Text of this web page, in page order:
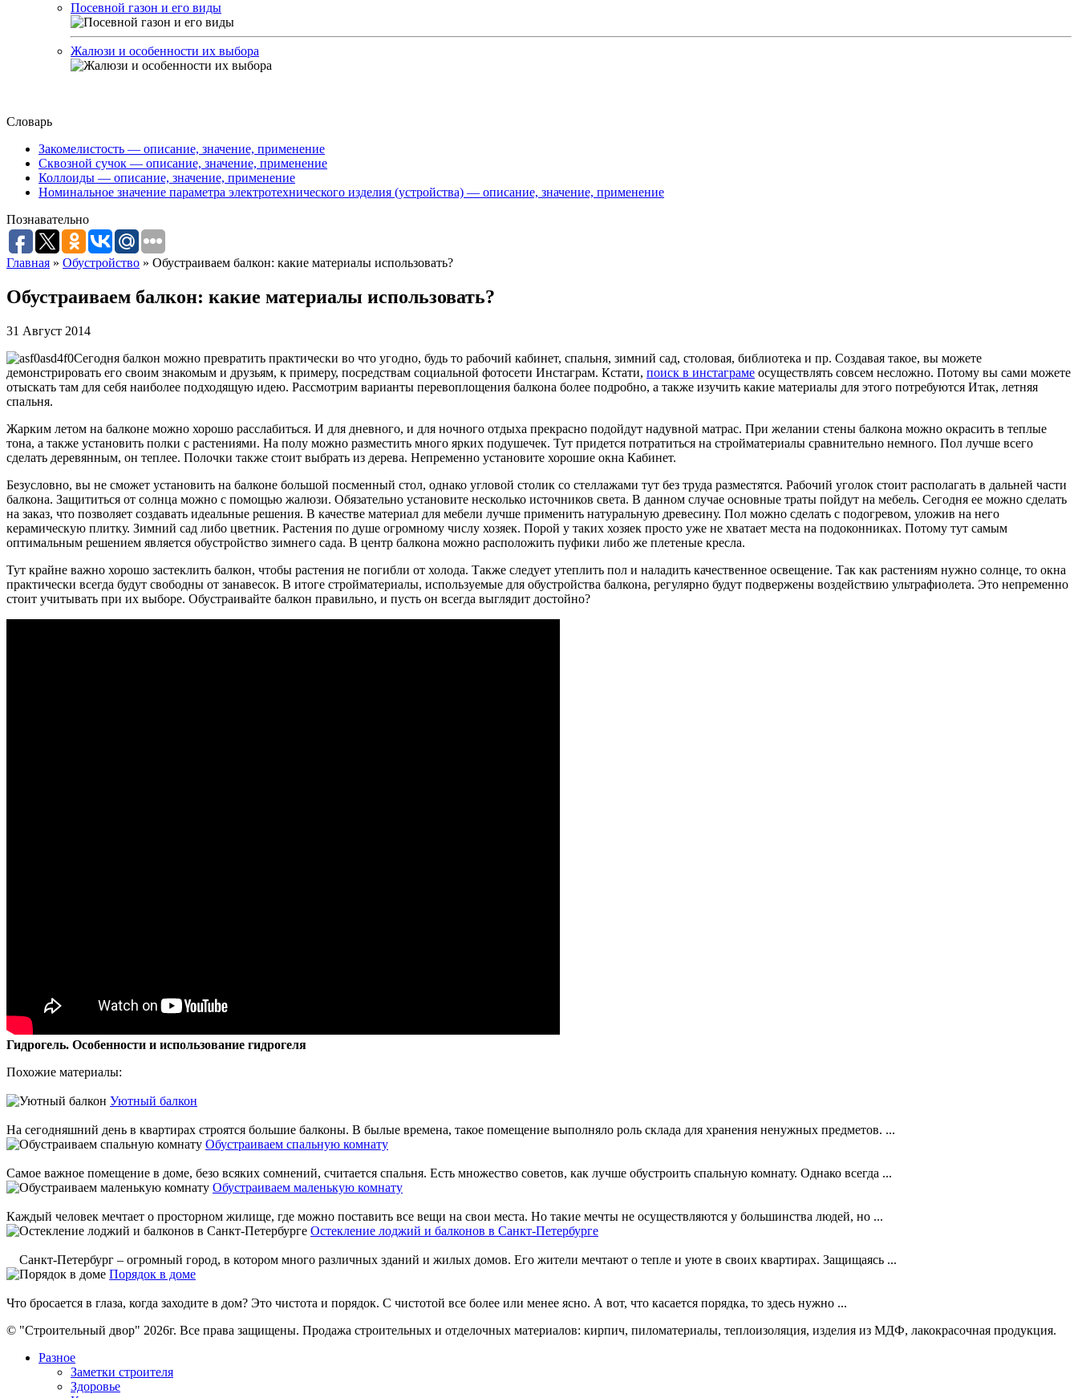
Посевной газон и его виды
Жалюзи и особенности их выбора
Словарь
Закомелистость — описание, значение, применение
Сквозной сучок — описание, значение, применение
Коллоиды — описание, значение, применение
Номинальное значение параметра электротехнического изделия (устройства) — описание, значение, применение
Познавательно
Главная » Обустройство » Обустраиваем балкон: какие материалы использовать?
Обустраиваем балкон: какие материалы использовать?
31 Август 2014
Сегодня балкон можно превратить практически во что угодно, будь то рабочий кабинет, спальня, зимний сад, столовая, библиотека и пр. Создавая такое, вы можете
демонстрировать его своим знакомым и друзьям, к примеру, посредствам социальной фотосети Инстаграм. Кстати, поиск в инстаграме осуществлять совсем несложно. Потому вы сами можете
отыскать там для себя наиболее подходящую идею. Рассмотрим варианты перевоплощения балкона более подробно, а также изучить какие материалы для этого потребуются Итак, летняя
спальня.
Жарким летом на балконе можно хорошо расслабиться. И для дневного, и для ночного отдыха прекрасно подойдут надувной матрас. При желании стены балкона можно окрасить в теплые
тона, а также установить полки с растениями. На полу можно разместить много ярких подушечек. Тут придется потратиться на стройматериалы сравнительно немного. Пол лучше всего
сделать деревянным, он теплее. Полочки также стоит выбрать из дерева. Непременно установите хорошие окна Кабинет.
Безусловно, вы не сможет установить на балконе большой посменный стол, однако угловой столик со стеллажами тут без труда разместятся. Рабочий уголок стоит располагать в дальней части
балкона. Защититься от солнца можно с помощью жалюзи. Обязательно установите несколько источников света. В данном случае основные траты пойдут на мебель. Сегодня ее можно сделать
на заказ, что позволяет создавать идеальные решения. В качестве материал для мебели лучше применить натуральную древесину. Пол можно сделать с подогревом, уложив на него
керамическую плитку. Зимний сад либо цветник. Растения по душе огромному числу хозяек. Порой у таких хозяек просто уже не хватает места на подоконниках. Потому тут самым
оптимальным решением является обустройство зимнего сада. В центр балкона можно расположить пуфики либо же плетеные кресла.
Тут крайне важно хорошо застеклить балкон, чтобы растения не погибли от холода. Также следует утеплить пол и наладить качественное освещение. Так как растениям нужно солнце, то окна
практически всегда будут свободны от занавесок. В итоге стройматериалы, используемые для обустройства балкона, регулярно будут подвержены воздействию ультрафиолета. Это непременно
стоит учитывать при их выборе. Обустраивайте балкон правильно, и пусть он всегда выглядит достойно?
Гидрогель. Особенности и использование гидрогеля
Похожие материалы:
Уютный балкон
На сегодняшний день в квартирах строятся большие балконы. В былые времена, такое помещение выполняло роль склада для хранения ненужных предметов. ...
Обустраиваем спальную комнату
Самое важное помещение в доме, безо всяких сомнений, считается спальня. Есть множество советов, как лучше обустроить спальную комнату. Однако всегда ...
Обустраиваем маленькую комнату
Каждый человек мечтает о просторном жилище, где можно поставить все вещи на свои места. Но такие мечты не осуществляются у большинства людей, но ...
Остекление лоджий и балконов в Санкт-Петербурге
Санкт-Петербург – огромный город, в котором много различных зданий и жилых домов. Его жители мечтают о тепле и уюте в своих квартирах. Защищаясь ...
Порядок в доме
Что бросается в глаза, когда заходите в дом? Это чистота и порядок. С чистотой все более или менее ясно. А вот, что касается порядка, то здесь нужно ...
© "Строительный двор" 2026г. Все права защищены. Продажа строительных и отделочных материалов: кирпич, пиломатериалы, теплоизоляция, изделия из МДФ, лакокрасочная продукция.
Разное
Заметки строителя
Здоровье